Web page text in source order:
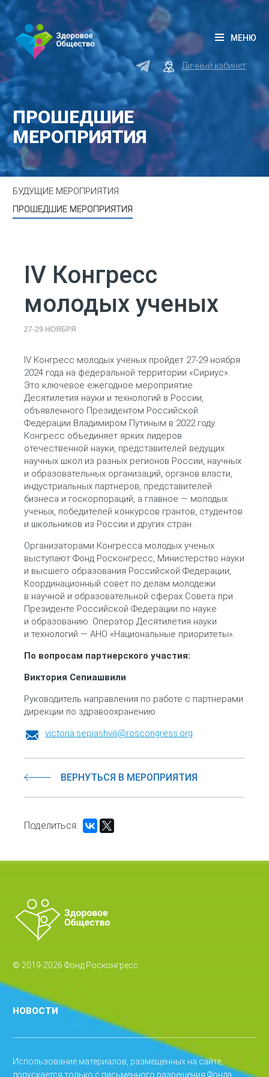
Личный кабинет
МЕНЮ
ПРОШЕДШИЕ
МЕРОПРИЯТИЯ
БУДУЩИЕ МЕРОПРИЯТИЯ
ПРОШЕДШИЕ МЕРОПРИЯТИЯ
IV Конгресс
молодых ученых
27-29 НОЯБРЯ
IV Конгресс молодых ученых пройдет 27-29 ноября
2024 года на федеральной территории «Сириус».
Это ключевое ежегодное мероприятие
Десятилетия науки и технологий в России,
объявленного Президентом Российской
Федерации Владимиром Путиным в 2022 году.
Конгресс объединяет ярких лидеров
отечественной науки, представителей ведущих
научных школ из разных регионов России, научных
и образовательных организаций, органов власти,
индустриальных партнеров, представителей
бизнеса и госкорпораций, а главное — молодых
ученых, победителей конкурсов грантов, студентов
и школьников из России и других стран.
Организаторами Конгресса молодых ученых
выступают Фонд Росконгресс, Министерство науки
и высшего образования Российской Федерации,
Координационный совет по делам молодежи
в научной и образовательной сферах Совета при
Президенте Российской Федерации по науке
и образованию. Оператор Десятилетия науки
и технологий — АНО «Национальные приоритеты».
По вопросам партнерского участия:
Виктория Сепиашвили
Руководитель направления по работе с партнерами
дирекции по здравоохранению
victoria.sepiashvili@roscongress.org
ВЕРНУТЬСЯ В МЕРОПРИЯТИЯ
Поделиться:
© 2019-2026 Фонд Росконгресс
НОВОСТИ
Использование материалов, размещенных на сайте,
допускается только с письменного разрешения Фонда